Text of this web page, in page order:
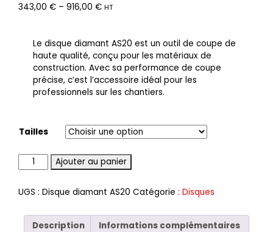
343,00 € – 916,00 € HT
Le disque diamant AS20 est un outil de coupe de
haute qualité, conçu pour les matériaux de
construction. Avec sa performance de coupe
précise, c’est l’accessoire idéal pour les
professionnels sur les chantiers.
Tailles
QuantitéAjouter au panier
UGS : Disque diamant AS20 Catégorie : Disques
Description Informations complémentaires